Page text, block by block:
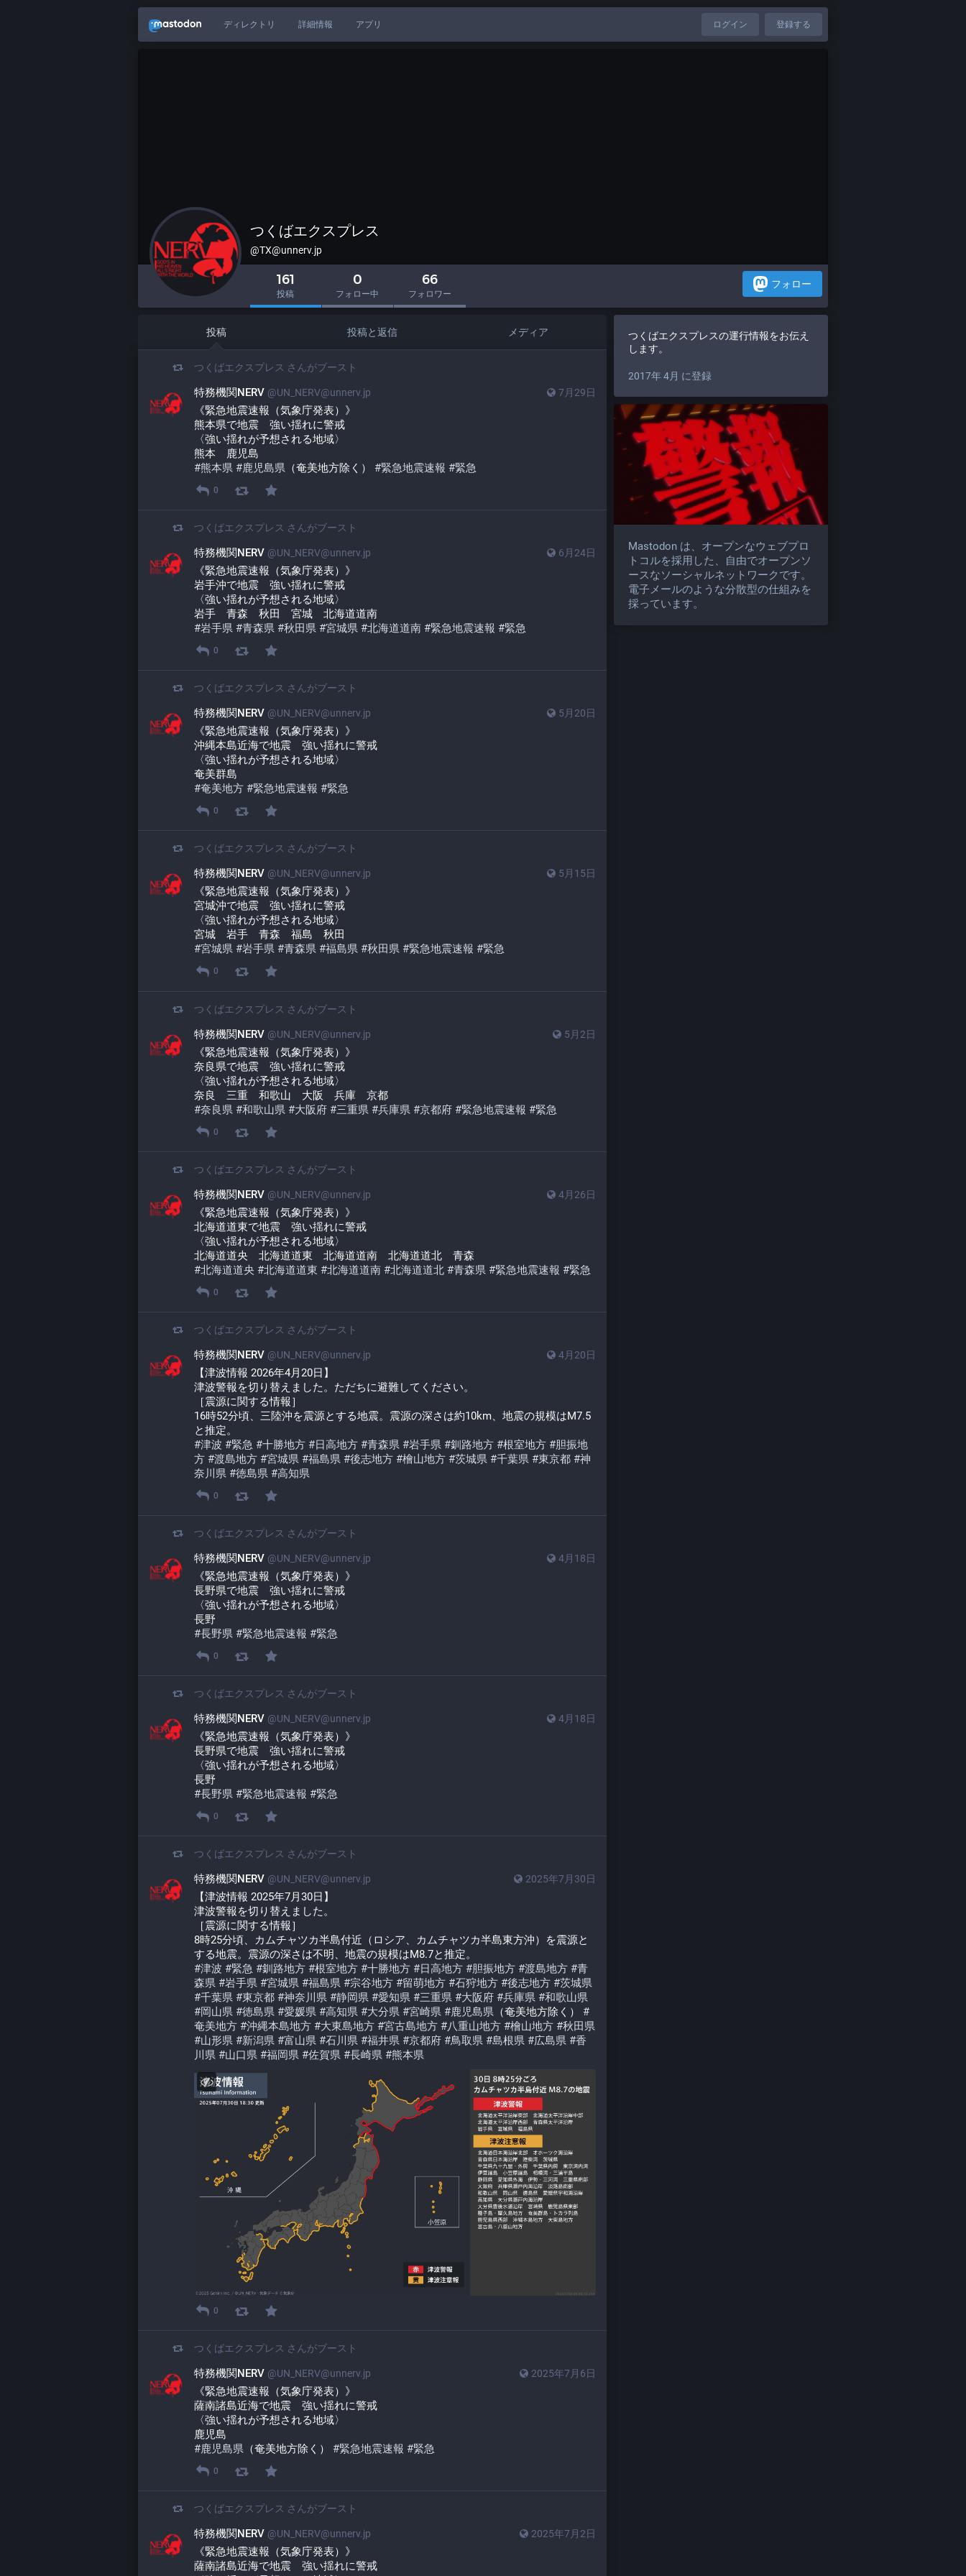
ディレクトリ 詳細情報 アプリ ログイン 登録する
つくばエクスプレス
@TX@unnerv.jp
161
投稿
0
フォロー中
66
フォロワー
フォロー
投稿 投稿と返信 メディア
つくばエクスプレス さんがブースト
7月29日
特務機関NERV @UN_NERV@unnerv.jp
《緊急地震速報（気象庁発表）》
熊本県で地震　強い揺れに警戒
〈強い揺れが予想される地域〉
熊本　鹿児島
#熊本県 #鹿児島県 （奄美地方除く） #緊急地震速報 #緊急
0
つくばエクスプレス さんがブースト
6月24日
特務機関NERV @UN_NERV@unnerv.jp
《緊急地震速報（気象庁発表）》
岩手沖で地震　強い揺れに警戒
〈強い揺れが予想される地域〉
岩手　青森　秋田　宮城　北海道道南
#岩手県 #青森県 #秋田県 #宮城県 #北海道道南 #緊急地震速報 #緊急
0
つくばエクスプレス さんがブースト
5月20日
特務機関NERV @UN_NERV@unnerv.jp
《緊急地震速報（気象庁発表）》
沖縄本島近海で地震　強い揺れに警戒
〈強い揺れが予想される地域〉
奄美群島
#奄美地方 #緊急地震速報 #緊急
0
つくばエクスプレス さんがブースト
5月15日
特務機関NERV @UN_NERV@unnerv.jp
《緊急地震速報（気象庁発表）》
宮城沖で地震　強い揺れに警戒
〈強い揺れが予想される地域〉
宮城　岩手　青森　福島　秋田
#宮城県 #岩手県 #青森県 #福島県 #秋田県 #緊急地震速報 #緊急
0
つくばエクスプレス さんがブースト
5月2日
特務機関NERV @UN_NERV@unnerv.jp
《緊急地震速報（気象庁発表）》
奈良県で地震　強い揺れに警戒
〈強い揺れが予想される地域〉
奈良　三重　和歌山　大阪　兵庫　京都
#奈良県 #和歌山県 #大阪府 #三重県 #兵庫県 #京都府 #緊急地震速報 #緊急
0
つくばエクスプレス さんがブースト
4月26日
特務機関NERV @UN_NERV@unnerv.jp
《緊急地震速報（気象庁発表）》
北海道道東で地震　強い揺れに警戒
〈強い揺れが予想される地域〉
北海道道央　北海道道東　北海道道南　北海道道北　青森
#北海道道央 #北海道道東 #北海道道南 #北海道道北 #青森県 #緊急地震速報 #緊急
0
つくばエクスプレス さんがブースト
4月20日
特務機関NERV @UN_NERV@unnerv.jp
【津波情報 2026年4月20日】
津波警報を切り替えました。ただちに避難してください。
［震源に関する情報］
16時52分頃、三陸沖を震源とする地震。震源の深さは約10km、地震の規模はM7.5
と推定。
#津波 #緊急 #十勝地方 #日高地方 #青森県 #岩手県 #釧路地方 #根室地方 #胆振地
方 #渡島地方 #宮城県 #福島県 #後志地方 #檜山地方 #茨城県 #千葉県 #東京都 #神
奈川県 #徳島県 #高知県
0
つくばエクスプレス さんがブースト
4月18日
特務機関NERV @UN_NERV@unnerv.jp
《緊急地震速報（気象庁発表）》
長野県で地震　強い揺れに警戒
〈強い揺れが予想される地域〉
長野
#長野県 #緊急地震速報 #緊急
0
つくばエクスプレス さんがブースト
4月18日
特務機関NERV @UN_NERV@unnerv.jp
《緊急地震速報（気象庁発表）》
長野県で地震　強い揺れに警戒
〈強い揺れが予想される地域〉
長野
#長野県 #緊急地震速報 #緊急
0
つくばエクスプレス さんがブースト
2025年7月30日
特務機関NERV @UN_NERV@unnerv.jp
【津波情報 2025年7月30日】
津波警報を切り替えました。
［震源に関する情報］
8時25分頃、カムチャツカ半島付近（ロシア、カムチャツカ半島東方沖）を震源と
する地震。震源の深さは不明、地震の規模はM8.7と推定。
#津波 #緊急 #釧路地方 #根室地方 #十勝地方 #日高地方 #胆振地方 #渡島地方 #青
森県 #岩手県 #宮城県 #福島県 #宗谷地方 #留萌地方 #石狩地方 #後志地方 #茨城県
#千葉県 #東京都 #神奈川県 #静岡県 #愛知県 #三重県 #大阪府 #兵庫県 #和歌山県
#岡山県 #徳島県 #愛媛県 #高知県 #大分県 #宮崎県 #鹿児島県 （奄美地方除く） #
奄美地方 #沖縄本島地方 #大東島地方 #宮古島地方 #八重山地方 #檜山地方 #秋田県
#山形県 #新潟県 #富山県 #石川県 #福井県 #京都府 #鳥取県 #島根県 #広島県 #香
川県 #山口県 #福岡県 #佐賀県 #長崎県 #熊本県
0
つくばエクスプレス さんがブースト
2025年7月6日
特務機関NERV @UN_NERV@unnerv.jp
《緊急地震速報（気象庁発表）》
薩南諸島近海で地震　強い揺れに警戒
〈強い揺れが予想される地域〉
鹿児島
#鹿児島県 （奄美地方除く） #緊急地震速報 #緊急
0
つくばエクスプレス さんがブースト
2025年7月2日
特務機関NERV @UN_NERV@unnerv.jp
《緊急地震速報（気象庁発表）》
薩南諸島近海で地震　強い揺れに警戒
つくばエクスプレスの運行情報をお伝え
します。
2017年 4月 に登録
Mastodon は、オープンなウェブプロ
トコルを採用した、自由でオープンソ
ースなソーシャルネットワークです。
電子メールのような分散型の仕組みを
採っています。